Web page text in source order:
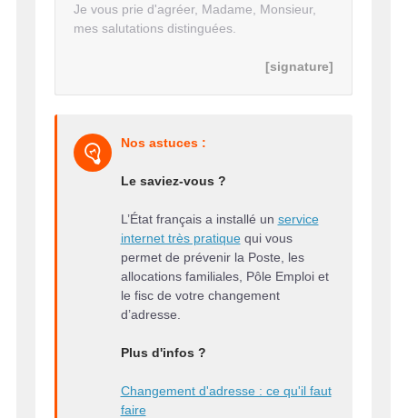
Je vous prie d'agréer, Madame, Monsieur,
mes salutations distinguées.
[signature]
Nos astuces :
Le saviez-vous ?
L’État français a installé un service
internet très pratiquequi vous
permet de prévenir la Poste, les
allocations familiales, Pôle Emploi et
le fisc de votre changement
d’adresse.
Plus d'infos ?
Changement d'adresse : ce qu'il faut
faire